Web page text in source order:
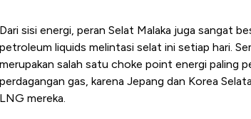
Dari sisi energi, peran Selat Malaka juga sangat
petroleum liquids melintasi selat ini setiap hari.
merupakan salah satu choke point energi paling
perdagangan gas, karena Jepang dan Korea
LNG mereka.